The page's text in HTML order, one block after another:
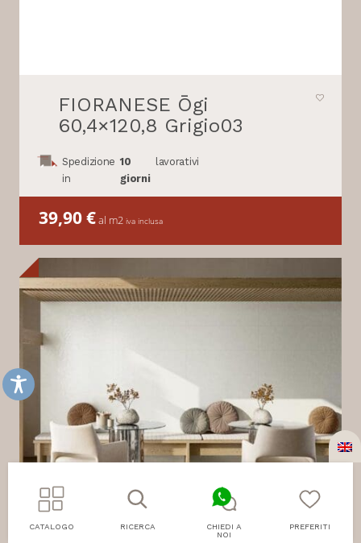
FIORANESE Ōgi
60,4×120,8 Grigio03
Spedizione
in
10
giorni
lavorativi
39,90€al m2 iva inclusa
CATALOGO RICERCA
CHIEDI A
NOI
PREFERITI